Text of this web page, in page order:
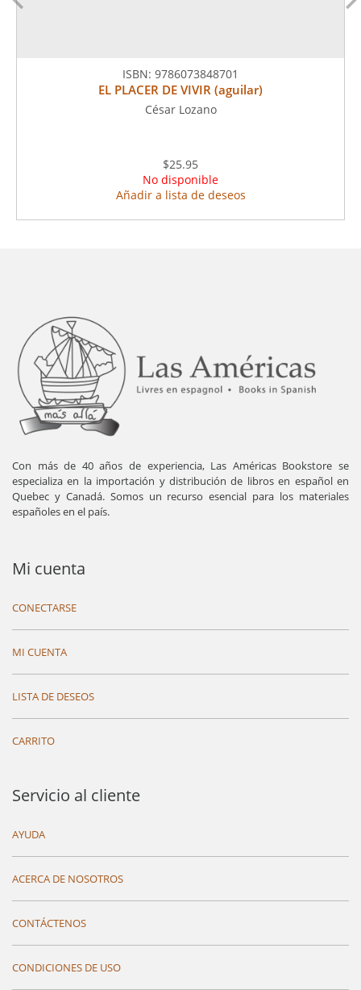
ISBN: 9786073848701
EL PLACER DE VIVIR (aguilar)
César Lozano
$25.95
No disponible
Añadir a lista de deseos
Con más de 40 años de experiencia, Las Américas Bookstore se
especializa en la importación y distribución de libros en español en
Quebec y Canadá. Somos un recurso esencial para los materiales
españoles en el país.
Mi cuenta
CONECTARSE
MI CUENTA
LISTA DE DESEOS
CARRITO
Servicio al cliente
AYUDA
ACERCA DE NOSOTROS
CONTÁCTENOS
CONDICIONES DE USO